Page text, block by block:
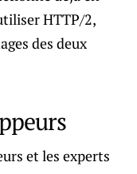
HTTP/2,
des deux
et les experts